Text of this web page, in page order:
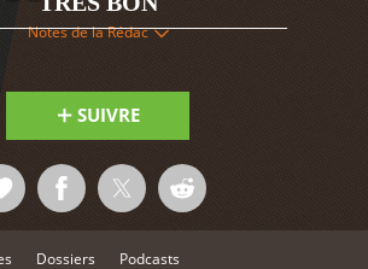
Notes de la Rédac
SUIVRE
Dossiers Podcasts